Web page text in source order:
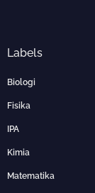
Labels
Biologi
Fisika
IPA
Kimia
Matematika